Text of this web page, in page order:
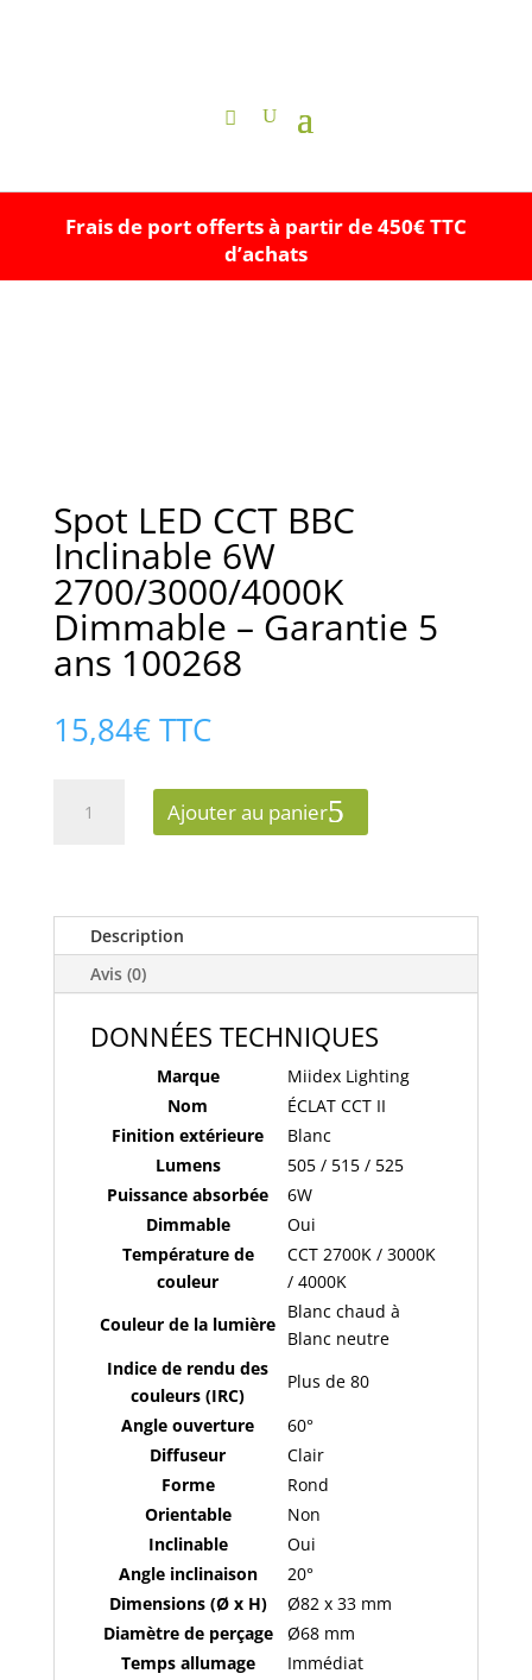
Frais de port offerts à partir de 450€ TTC
d’achats
Spot LED CCT BBC
Inclinable 6W
2700/3000/4000K
Dimmable – Garantie 5
ans 100268
15,84€ TTC
Inclinable
Dimmable
Ajouter au panier
Description
Avis (0)
DONNÉES TECHNIQUES
Marque
Miidex Lighting
Nom
ÉCLAT CCT II
Finition extérieure
Blanc
Lumens
505 / 515 / 525
Puissance absorbée
6W
Dimmable
Oui
Température de
couleur
CCT 2700K / 3000K
/ 4000K
Couleur de la lumière
Blanc chaud à
Blanc neutre
Indice de rendu des
couleurs (IRC)
Plus de 80
Angle ouverture
60°
Diffuseur
Clair
Forme
Rond
Orientable
Non
Inclinable
Oui
Angle inclinaison
20°
Dimensions (Ø x H)
Ø82 x 33 mm
Diamètre de perçage
Ø68 mm
Temps allumage
Immédiat